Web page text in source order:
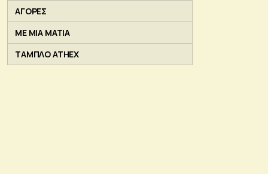
ΑΓΟΡΕΣ
ΜΕ ΜΙΑ ΜΑΤΙΑ
ΤΑΜΠΛΟ ATHEX